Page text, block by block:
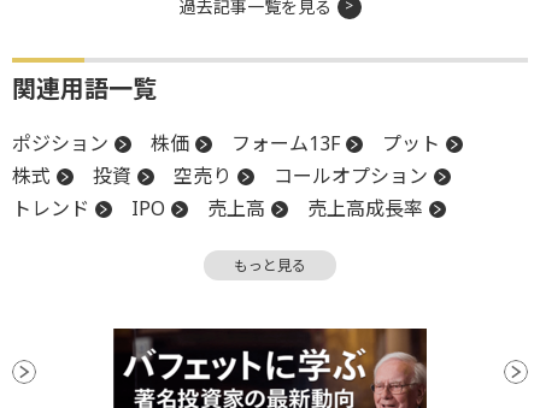
過去記事一覧を見る
関連用語一覧
ポジション 株価 フォーム13F
プット
株式
投資 空売り
コールオプション
トレンド
IPO 売上高
売上高成長率
オプション
株価収益率
株式分割 機関投資家
バリュエーション
ファンド
プレミアム
もっと見る